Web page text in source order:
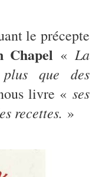
le précepte
Chapel «La
plus que des
livre « ses
recettes. »